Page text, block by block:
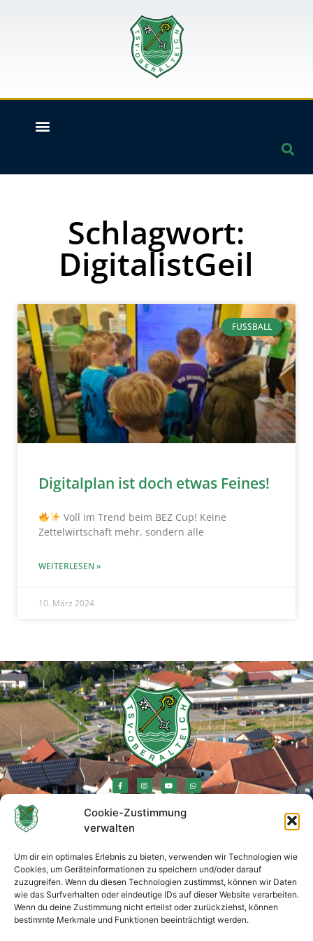
Cookie-Zustimmung
verwalten
Um dir ein optimales Erlebnis zu bieten, verwenden wir Technologien wie
Cookies, um Geräteinformationen zu speichern und/oder darauf
zuzugreifen. Wenn du diesen Technologien zustimmst, können wir Daten
wie das Surfverhalten oder eindeutige IDs auf dieser Website verarbeiten.
Wenn du deine Zustimmung nicht erteilst oder zurückziehst, können
bestimmte Merkmale und Funktionen beeinträchtigt werden.
Schlagwort:
DigitalistGeil
FUSSBALL
Digitalplan ist doch etwas Feines!
Voll im Trend beim BEZ Cup! Keine
Zettelwirtschaft mehr, sondern alle
WEITERLESEN »
10. März 2024
Rechtliches
Impressum
Datenschutzerklärung